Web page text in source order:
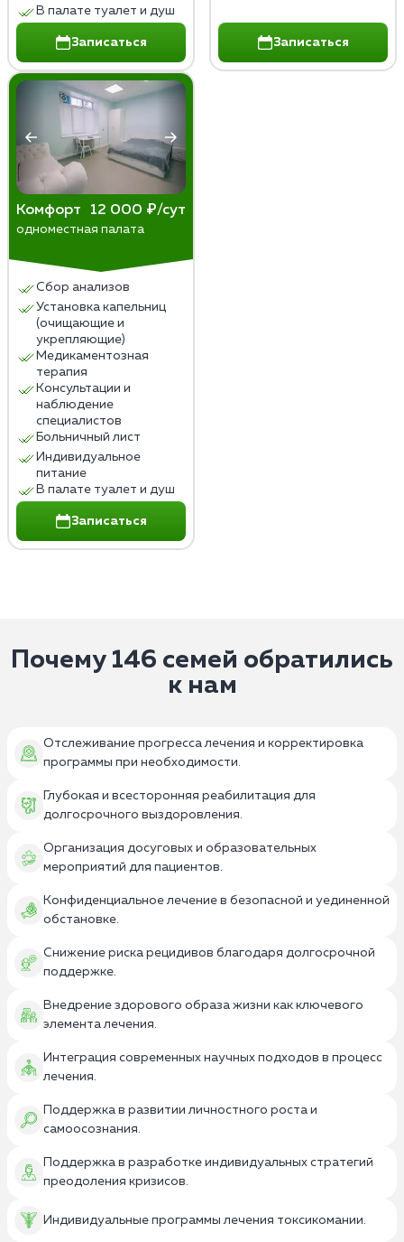
В палате туалет и душ
Записаться Записаться
Комфорт 12 000 ₽/сут
одноместная палата
Сбор анализов
Установка капельниц
(очищающие и
укрепляющие)
Медикаментозная
терапия
Консультации и
наблюдение
специалистов
Больничный лист
Индивидуальное
питание
В палате туалет и душ
Записаться
Почему 146 семей обратились
к нам
Отслеживание прогресса лечения и корректировка
программы при необходимости.
Глубокая и всесторонняя реабилитация для
долгосрочного выздоровления.
Организация досуговых и образовательных
мероприятий для пациентов.
Конфиденциальное лечение в безопасной и уединенной
обстановке.
Снижение риска рецидивов благодаря долгосрочной
поддержке.
Внедрение здорового образа жизни как ключевого
элемента лечения.
Интеграция современных научных подходов в процесс
лечения.
Поддержка в развитии личностного роста и
самоосознания.
Поддержка в разработке индивидуальных стратегий
преодоления кризисов.
Индивидуальные программы лечения токсикомании.